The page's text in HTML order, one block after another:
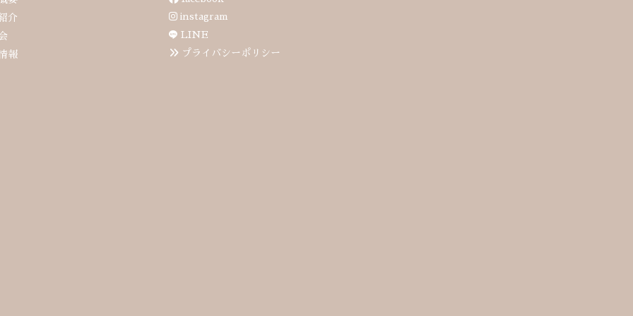
介
報
instagram
LINE
プライバシーポリシー